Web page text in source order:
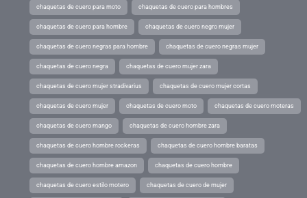
chaquetas de cuero para moto chaquetas de cuero para hombres
chaquetas de cuero para hombre chaquetas de cuero negro mujer
chaquetas de cuero negras para hombre chaquetas de cuero negras mujer
chaquetas de cuero negra chaquetas de cuero mujer zara
chaquetas de cuero mujer stradivarius chaquetas de cuero mujer cortas
chaquetas de cuero mujer chaquetas de cuero moto chaquetas de cuero moteras
chaquetas de cuero mango chaquetas de cuero hombre zara
chaquetas de cuero hombre rockeras chaquetas de cuero hombre baratas
chaquetas de cuero hombre amazon chaquetas de cuero hombre
chaquetas de cuero estilo motero chaquetas de cuero de mujer